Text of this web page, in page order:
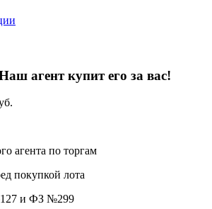
агент купит его за вас!
агента по торгам
покупкой лота
и ФЗ №299